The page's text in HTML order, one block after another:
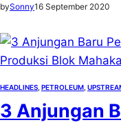
bySonny16 September 2020
HEADLINES PETROLEUM
3 Anjungan